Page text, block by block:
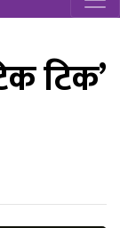
टिक’